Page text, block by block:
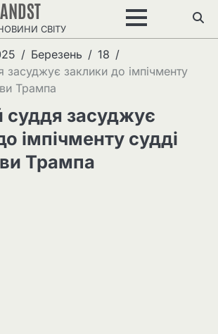
СВІТУ
Березень
18
засуджує заклики до імпічменту
Трампа
суддя засуджує
імпічменту судді
Трампа